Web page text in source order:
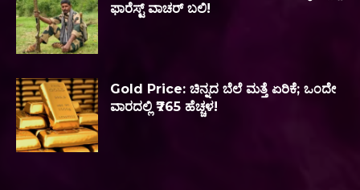
ಫಾರೆಸ್ಟ್ ವಾಚರ್ ಬಲಿ!
Gold Price: ಚಿನ್ನದ ಬೆಲೆ ಮತ್ತೆ ಏರಿಕೆ; ಒಂದೇ
ವಾರದಲ್ಲಿ ₹765 ಹೆಚ್ಚಳ!